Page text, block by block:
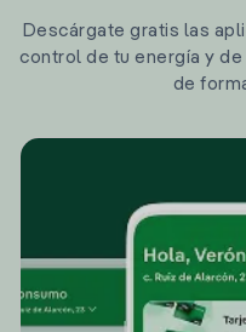
Descárgate gratis las
control de tu energía y
de